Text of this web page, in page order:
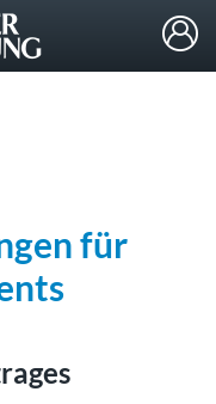
für